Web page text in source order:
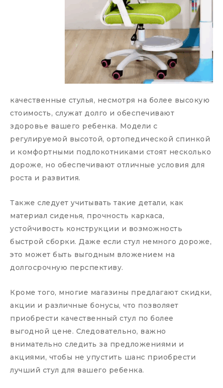
качественные стулья, несмотря на более высокую
стоимость, служат долго и обеспечивают
здоровье вашего ребенка. Модели с
регулируемой высотой, ортопедической спинкой
и комфортными подлокотниками стоят несколько
дороже, но обеспечивают отличные условия для
роста и развития.
Также следует учитывать такие детали, как
материал сиденья, прочность каркаса,
устойчивость конструкции и возможность
быстрой сборки. Даже если стул немного дороже,
это может быть выгодным вложением на
долгосрочную перспективу.
Кроме того, многие магазины предлагают скидки,
акции и различные бонусы, что позволяет
приобрести качественный стул по более
выгодной цене. Следовательно, важно
внимательно следить за предложениями и
акциями, чтобы не упустить шанс приобрести
лучший стул для вашего ребенка.